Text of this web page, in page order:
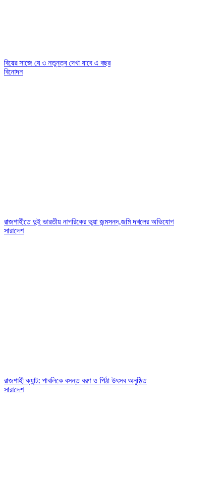
বিয়ের সাজে যে ৩ নতুনত্ব দেখা যাবে এ বছর
বিনোদন
রাজশাহীতে দুই ভারতীয় নাগরিকের ভুয়া জন্মসনদ,জমি দখলের অভিযোগ
সারাদেশ
রাজশাহী ক্যান্ট: পাবলিকে বসন্ত বরণ ও পিঠা উৎসব অনুষ্ঠিত
সারাদেশ